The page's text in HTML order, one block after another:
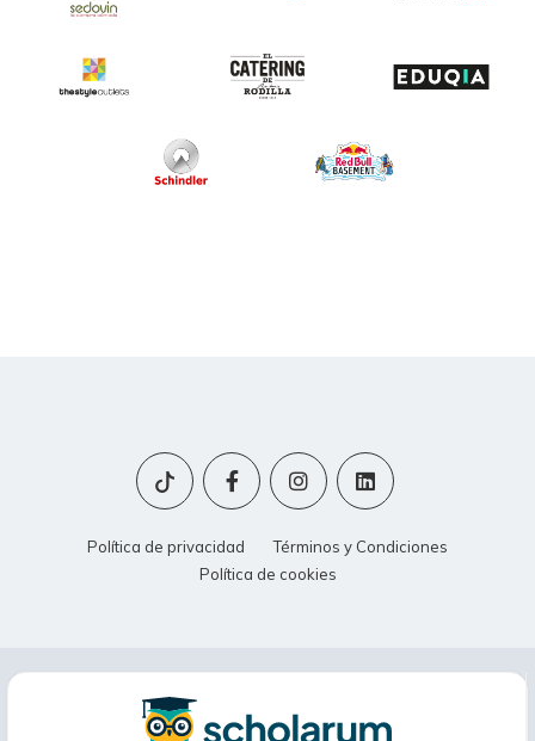
Política de privacidad
Términos y Condiciones
Política de cookies